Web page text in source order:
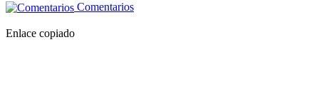
Comentarios
Enlace copiado